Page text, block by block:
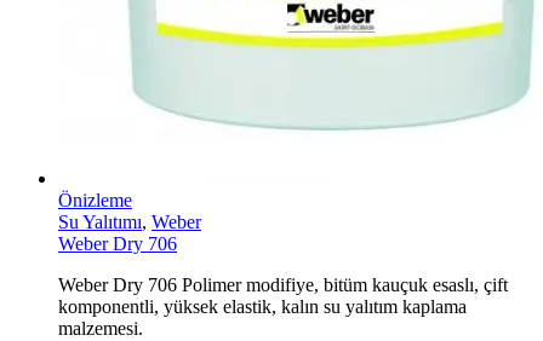
Önizleme
Su Yalıtımı, Weber
Weber Dry 706
Weber Dry 706 Polimer modifiye, bitüm kauçuk esaslı, çift
komponentli, yüksek elastik, kalın su yalıtım kaplama
malzemesi.